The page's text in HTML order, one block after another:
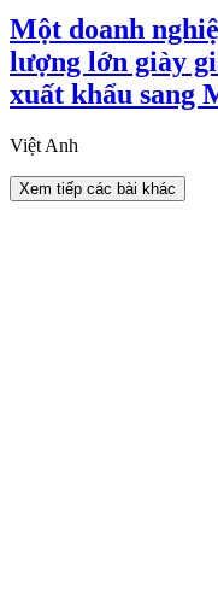
Một doanh
lượng lớn giày
xuất khẩu sang
Việt Anh
Xem tiếp các bài khác